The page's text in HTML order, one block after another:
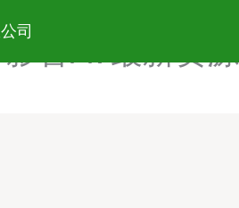
音av男士资
司